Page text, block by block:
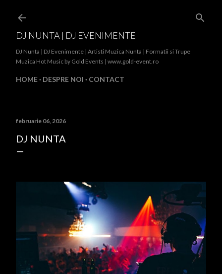
DJ NUNTA | DJ EVENIMENTE
DJ Nunta | DJ Evenimente | Artisti Muzica Nunta | Formatii si Trupe
Muzica Hot Music by Gold Events | www.gold-event.ro
HOME DESPRE NOI CONTACT
februarie 06, 2026
DJ NUNTA